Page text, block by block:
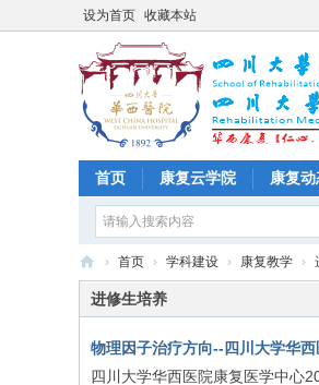
设为首页 收藏本站
首页 康复云学院 康复动
四
大
› 首页 › 学科建设 › 康复教学 ›
进修生培养
物理因子治疗方向--四川大学华
四川大学华西医院康复医学中心